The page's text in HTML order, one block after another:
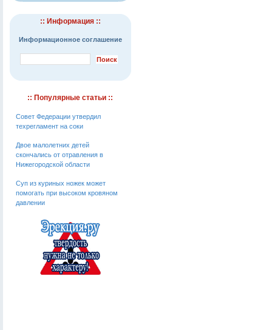
:: Информация ::
Информационное соглашение
:: Популярные статьи ::
Совет Федерации утвердил
техрегламент на соки
Двое малолетних детей
скончались от отравления в
Нижегородской области
Суп из куриных ножек может
помогать при высоком кровяном
давлении